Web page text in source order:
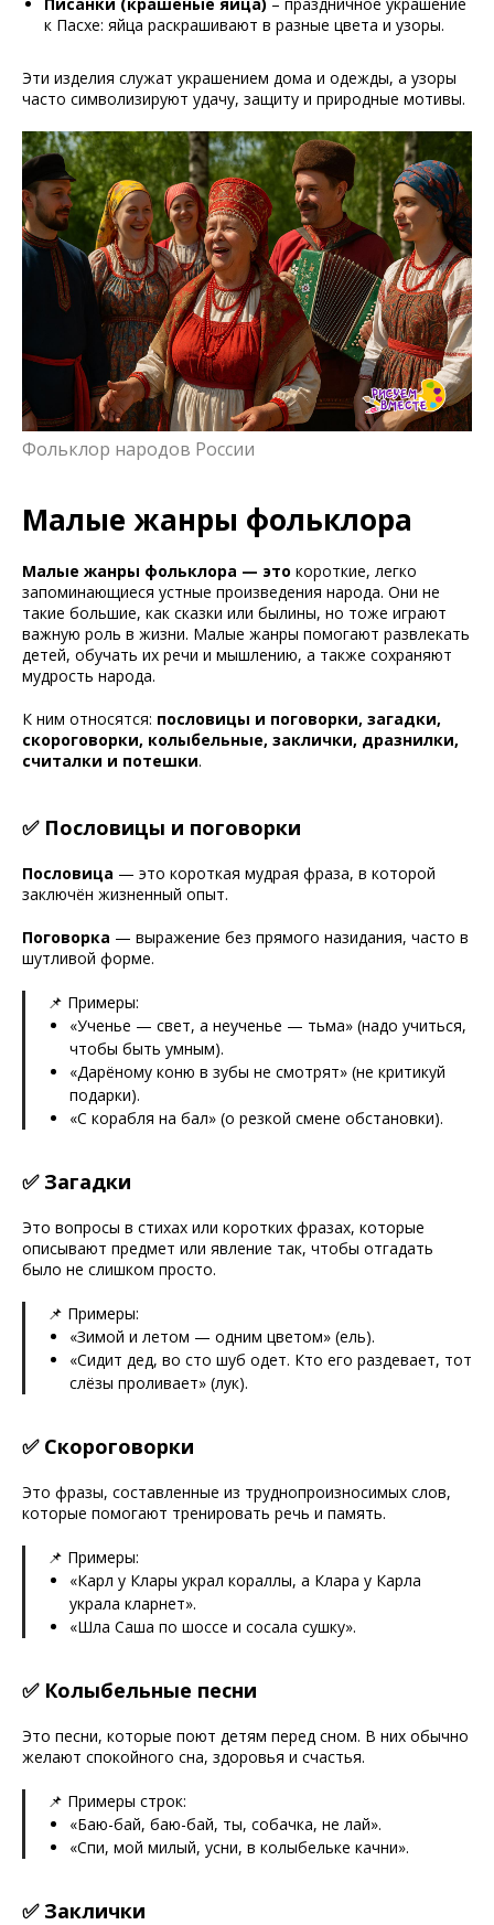
к Пасхе: яйца раскрашивают в разные цвета и узоры.
Эти изделия служат украшением дома и одежды, а узоры
часто символизируют удачу, защиту и природные мотивы.
Фольклор народов России
Малые жанры фольклора
Малые жанры фольклора — это короткие, легко
запоминающиеся устные произведения народа. Они не
такие большие, как сказки или былины, но тоже играют
важную роль в жизни. Малые жанры помогают развлекать
детей, обучать их речи и мышлению, а также сохраняют
мудрость народа.
К ним относятся: пословицы и поговорки, загадки,
скороговорки, колыбельные, заклички, дразнилки,
считалки и потешки.
✅ Пословицы и поговорки
Пословица — это короткая мудрая фраза, в которой
заключён жизненный опыт.
Поговорка — выражение без прямого назидания, часто в
шутливой форме.
📌 Примеры:
«Ученье — свет, а неученье — тьма» (надо учиться,
чтобы быть умным).
«Дарёному коню в зубы не смотрят» (не критикуй
подарки).
«С корабля на бал» (о резкой смене обстановки).
✅ Загадки
Это вопросы в стихах или коротких фразах, которые
описывают предмет или явление так, чтобы отгадать
было не слишком просто.
📌 Примеры:
«Зимой и летом — одним цветом» (ель).
«Сидит дед, во сто шуб одет. Кто его раздевает, тот
слёзы проливает» (лук).
✅ Скороговорки
Это фразы, составленные из труднопроизносимых слов,
которые помогают тренировать речь и память.
📌 Примеры:
«Карл у Клары украл кораллы, а Клара у Карла
украла кларнет».
«Шла Саша по шоссе и сосала сушку».
✅ Колыбельные песни
Это песни, которые поют детям перед сном. В них обычно
желают спокойного сна, здоровья и счастья.
📌 Примеры строк:
«Баю-бай, баю-бай, ты, собачка, не лай».
«Спи, мой милый, усни, в колыбельке качни».
✅ Заклички